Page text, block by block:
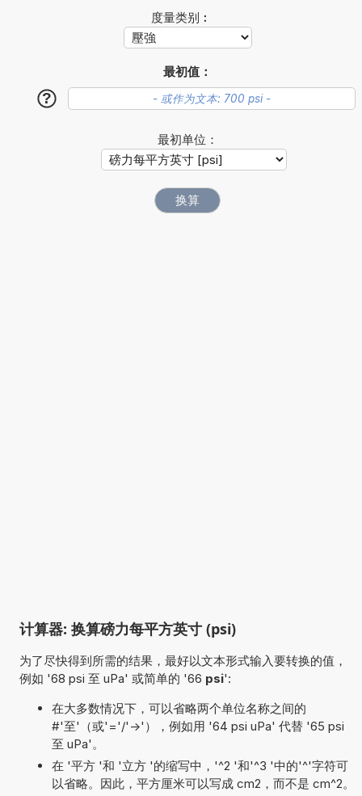
度量类别︰
最初值：
?
最初单位：
计算器: 换算磅力每平方英寸 (psi)
为了尽快得到所需的结果，最好以文本形式输入要转换的值，
例如 '68 psi 至 uPa' 或简单的 '66 psi':
在大多数情况下，可以省略两个单位名称之间的
#'至'（或'='/'->'），例如用 '64 psi uPa' 代替 '65 psi
至 uPa'。
在 '平方 '和 '立方 '的缩写中，'^2 '和'^3 '中的'^'字符可
以省略。因此，平方厘米可以写成 cm2，而不是 cm^2。